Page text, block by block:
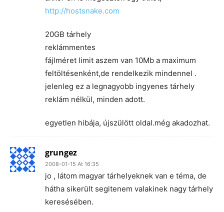
http://hostsnake.com
20GB tárhely
reklámmentes
fájlméret limit aszem van 10Mb a maximum
feltöltésenként,de rendelkezik mindennel .
jelenleg ez a legnagyobb ingyenes tárhely
reklám nélkül, minden adott.
egyetlen hibája, újszülött oldal.még akadozhat.
grungez
2008-01-15 At 16:35
jo , látom magyar tárhelyeknek van e téma, de
hátha sikerült segitenem valakinek nagy tárhely
keresésében.